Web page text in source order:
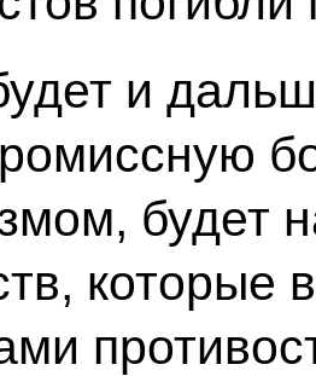
и
будет
которые